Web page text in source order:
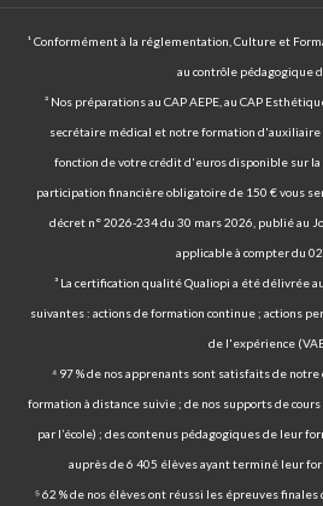
¹ Conformément à la réglementation, Culture et
au contrôle pédagogique
² Nos préparations au CAP AEPE, au CAP
secrétaire médical et notre formation d'auxiliaire
fonction de votre crédit d'euros disponible sur
participation financière obligatoire de 150 € vous
décret n° 2026-234 du 30 mars 2026, publié au
applicable à compter du
³ La certification qualité Qualiopi a été délivrée
suivantes : actions de formation continue ; actions
de l'expérience
⁴ 97 % de nos apprenants sont satisfaits de
formation à distance suivie ; de nos supports de
par l’école) ; des contenus pédagogiques de leur
auprès de 6 405 élèves ayant terminé leur
⁵ 62 % de nos élèves ont réussi les épreuves